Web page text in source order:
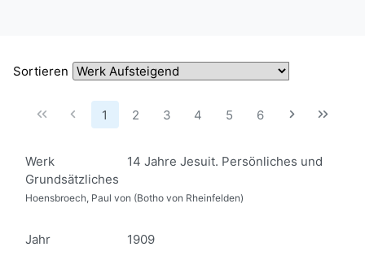
Sortieren
1 2 3 4 5 6
Werk
14 Jahre Jesuit. Persönliches und
Grundsätzliches
Hoensbroech, Paul von (Botho von Rheinfelden)
Jahr 1909